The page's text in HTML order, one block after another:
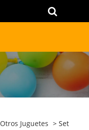
Otros Juguetes > Set